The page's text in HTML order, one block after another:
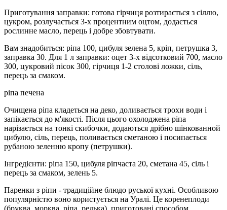
Приготування заправки: готова гірчиця розтирається з сіллю,
цукром, розлучається 3-х процентним оцтом, додається
рослинне масло, перець і добре збовтувати.
Вам знадобиться: ріпа 100, цибуля зелена 5, кріп, петрушка 3,
заправка 30. Для 1 л заправки: оцет 3-х відсотковий 700, масло
300, цукровий пісок 300, гірчиця 1-2 столові ложки, сіль,
перець за смаком.
ріпа печена
Очищена ріпа кладеться на деко, доливається трохи води і
запікається до м'якості. Після цього охолоджена ріпа
нарізається на тонкі скибочки, додаються дрібно шінкованной
цибулю, сіль, перець, поливається сметаною і посипається
рубаною зеленню кропу (петрушки).
Інгредієнти: ріпа 150, цибуля ріпчаста 20, сметана 45, сіль і
перець за смаком, зелень 5.
Паренки з ріпи - традиційне блюдо руської кухні. Особливою
популярністю воно користується на Уралі. Це коренеплоди
(бруква, морква, ріпа, редька), приготовані способом